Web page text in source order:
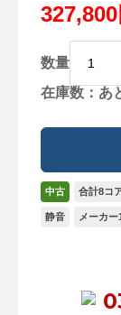
327,800
数量
在庫数：あ
中古 合計8コ
静音 メーカ